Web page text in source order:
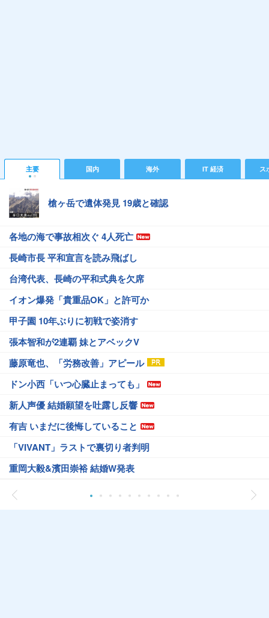
主要 国内 海外 IT 経済 ス
槍ヶ岳で遺体発見 19歳と確認
各地の海で事故相次ぐ 4人死亡
長崎市長 平和宣言を読み飛ばし
台湾代表、長崎の平和式典を欠席
イオン爆発「貴重品OK」と許可か
甲子園 10年ぶりに初戦で姿消す
張本智和が2連覇 妹とアベックV
藤原竜也、「労務改善」アピール
ドン小西「いつ心臓止まっても」
新人声優 結婚願望を吐露し反響
有吉 いまだに後悔していること
「VIVANT」ラストで裏切り者判明
重岡大毅&濱田崇裕 結婚W発表